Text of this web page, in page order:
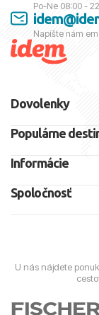
Po-Ne 08:00 -
Napíšte nám
Dovolenky
Populárne
Informácie
Spoločnosť
U nás nájdete